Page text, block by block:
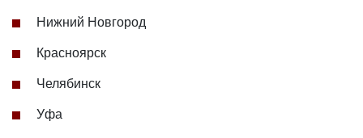
Нижний Новгород
Красноярск
Челябинск
Уфа